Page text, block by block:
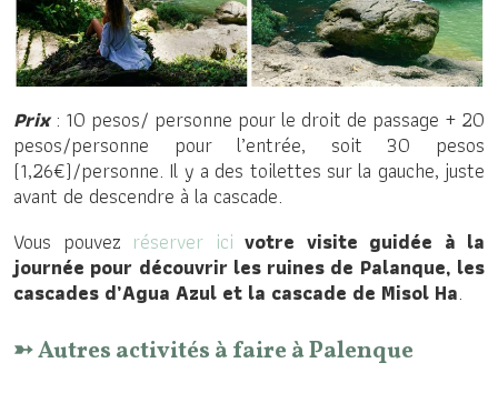
Prix: 10 pesos/ personne pour le droit de passage + 20
pesos/personne pour l’entrée, soit 30 pesos
(1,26€)/personne. Il y a des toilettes sur la gauche, juste
avant de descendre à la cascade.
Vous pouvez réserver ici votre visite guidée à la
journée pour découvrir les ruines de Palanque, les
cascades d’Agua Azul et la cascade de Misol Ha.
➳ Autres activités à faire à Palenque